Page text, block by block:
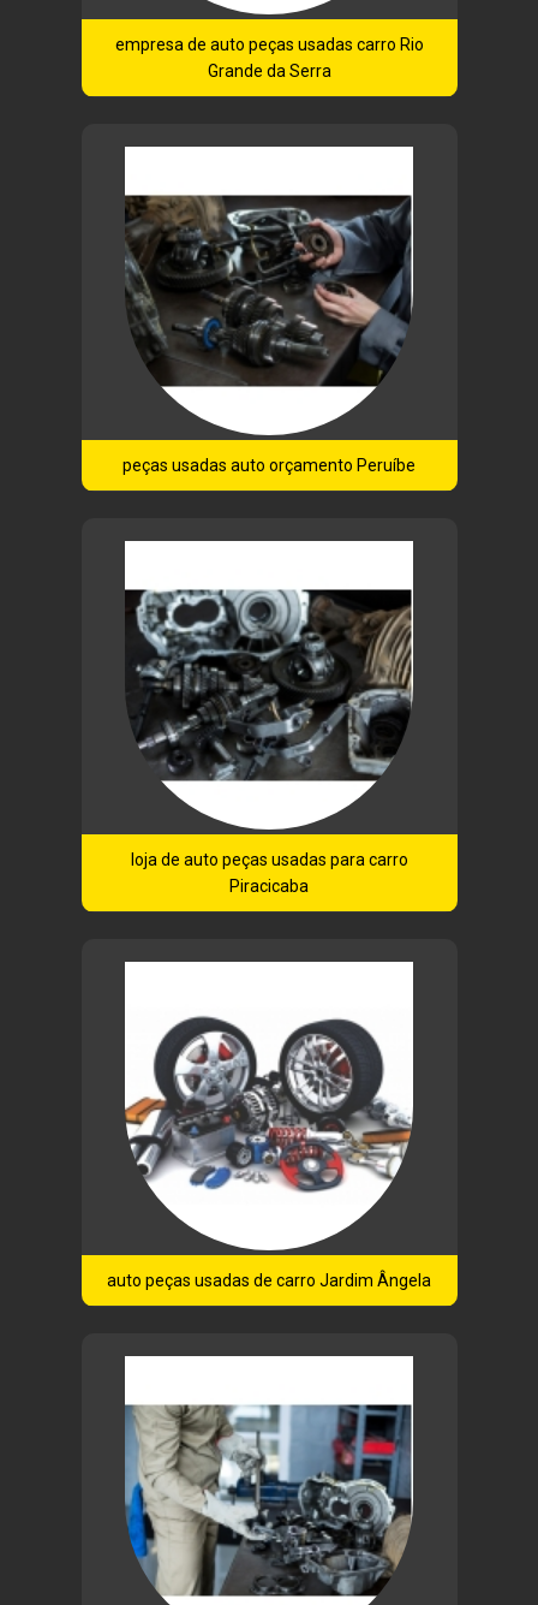
empresa de auto peças usadas carro Rio
Grande da Serra
peças usadas auto orçamento Peruíbe
loja de auto peças usadas para carro
Piracicaba
auto peças usadas de carro Jardim Ângela